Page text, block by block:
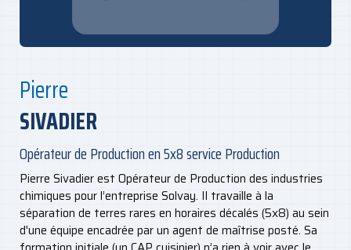
Pierre
SIVADIER
Opérateur de Production en 5x8 service Production
Pierre Sivadier est Opérateur de Production des industries
chimiques pour l’entreprise Solvay. Il travaille à la
séparation de terres rares en horaires décalés (5x8) au sein
d'une équipe encadrée par un agent de maîtrise posté. Sa